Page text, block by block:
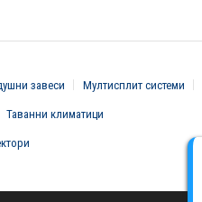
завеси Мултисплит системи
Таванни климатици